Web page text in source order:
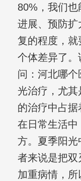
80%，我们
进展、预防
复的程度，就
个体差异了
问：河北哪
光治疗，尤其
的治疗中占据
在日常生活
方。夏季阳光
者来说是把
加重病情，